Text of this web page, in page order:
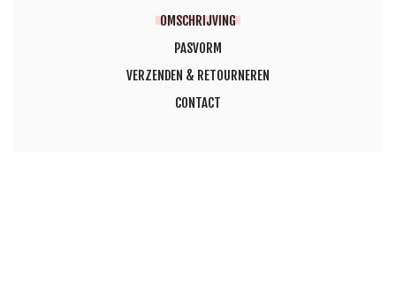
OMSCHRIJVING
PASVORM
VERZENDEN & RETOURNEREN
CONTACT